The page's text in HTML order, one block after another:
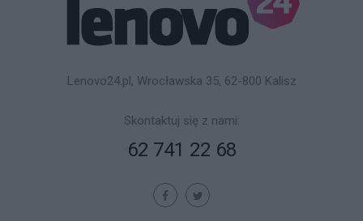
Lenovo24.pl, Wrocławska 35, 62-800 Kalisz
Skontaktuj się z nami:
62 741 22 68